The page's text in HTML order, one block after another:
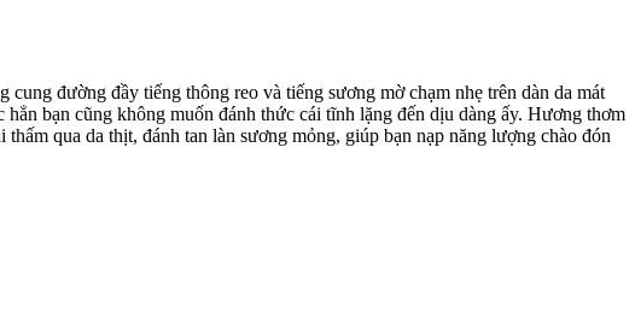
đường đầy tiếng thông reo và tiếng sương mờ chạm nhẹ trên dàn da mát
bạn cũng không muốn đánh thức cái tĩnh lặng đến dịu dàng ấy. Hương thơm
qua da thịt, đánh tan làn sương mỏng, giúp bạn nạp năng lượng chào đón